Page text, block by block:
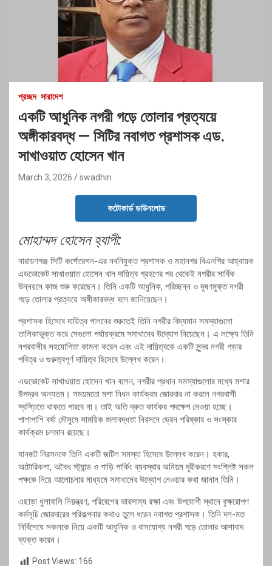
প্রচ্ছদ সারাদেশ
একটি আধুনিক নগরী গড়ে তোলার প্রত্যয়ে
অঙ্গীকারবদ্ধ — সিটির নবাগত প্রশাসক এড.
সাখাওয়াত হোসেন খান
March 3, 2026 swadhin
ফটোকার্ড ডাউনলোড
মোহাম্মদ হোসেন হ্যাপী:
নারায়ণগঞ্জ সিটি কর্পোরেশন-এর নবনিযুক্ত প্রশাসক ও মহানগর বিএনপির আহ্বায়ক
এডভোকেট সাখাওয়াত হোসেন খান দায়িত্ব গ্রহণের পর থেকেই নগরীর সার্বিক
উন্নয়নে কাজ শুরু করেছেন। তিনি একটি আধুনিক, পরিচ্ছন্ন ও দূষণমুক্ত নগরী
গড়ে তোলার প্রত্যয়ে অঙ্গীকারবদ্ধ বলে জানিয়েছেন।
প্রশাসক হিসেবে দায়িত্ব পালনের শুরুতেই তিনি নগরীর বিদ্যমান সমস্যাগুলো
তালিকাভুক্ত করে সেগুলো পর্যায়ক্রমে সমাধানের উদ্যোগ নিয়েছেন। এ লক্ষ্যে তিনি
নগরবাসীর সহযোগিতা কামনা করেন এবং এই দায়িত্বকে একটি সুন্দর নগরী গড়ার
পবিত্র ও গুরুত্বপূর্ণ দায়িত্ব হিসেবে উল্লেখ করেন।
এডভোকেট সাখাওয়াত হোসেন খান বলেন, নগরীর প্রধান সমস্যাগুলোর মধ্যে মশার
উপদ্রব অন্যতম। সময়মতো মশা নিধন কার্যক্রম জোরদার না করলে নগরবাসী
স্বস্তিতে থাকতে পারবে না। তাই অতি দ্রুত কার্যকর পদক্ষেপ নেওয়া হচ্ছে।
পাশাপাশি বর্ষা মৌসুমে সাময়িক জলাবদ্ধতা নিরসনে ড্রেন পরিষ্কার ও সংস্কার
কার্যক্রম চলমান রয়েছে।
যানজট নিরসনকে তিনি একটি জটিল সমস্যা হিসেবে উল্লেখ করেন। হকার,
অটোরিকশা, অবৈধ স্ট্যান্ড ও গাড়ি পার্কিং ব্যবস্থার অনিয়ম দূরীকরণে সংশ্লিষ্ট সকল
পক্ষকে নিয়ে আলোচনার মাধ্যমে সমাধানের উদ্যোগ নেওয়ার কথা জানান তিনি।
এছাড়া ধুলাবালি নিয়ন্ত্রণ, পরিবেশের ভারসাম্য রক্ষা এবং উপযোগী স্থানে বৃক্ষরোপণ
কর্মসূচি জোরদারের পরিকল্পনার কথাও তুলে ধরেন নবাগত প্রশাসক। তিনি দল-মত
নির্বিশেষে সকলকে নিয়ে একটি আধুনিক ও বাসযোগ্য নগরী গড়ে তোলার আশাবাদ
ব্যক্ত করেন।
Post Views: 166